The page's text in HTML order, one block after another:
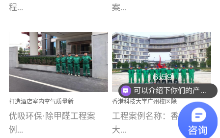
自动化生产设备和成熟的
选择源头源材料、严控产
品质量，我们每一批的生
产产品都经过严格的质检
程序；生产车间为优吸总
部和全国分支机构生产光
触媒、净醛王、祛味剂等
优吸系列产品，保质保量
完成生产任务，确保全国
空气治理项目顺利启航，
程...
案例【深圳安居乐寓】室
内空气治理项目深圳安居
乐寓 深圳市安居乐寓
为深圳安居集团旗下城...
案...
例(学校工装节选)广州南沙
小学(珠江湾校区)项目地
址：广州市南沙区海滨路
南沙珠江湾江门市蓬江区
禾...
打造酒店室内空气质量新
标杆——优吸环保·标杆之
作：东莞美豪雅致酒店室
内空气治理工程纪实
优吸环保·除甲醛工程案
例...
香港科技大学广州校区除
甲醛项目圆满完成
工程案例名称：香港科技
大...
可以介绍下你们的产品么